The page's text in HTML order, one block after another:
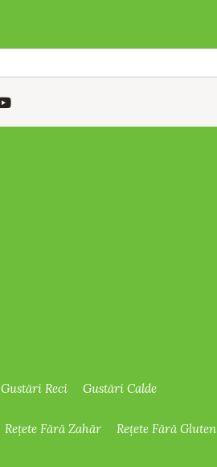
Gustări Reci Gustări Calde
Rețete Fără Zahăr Rețete Fără Gluten